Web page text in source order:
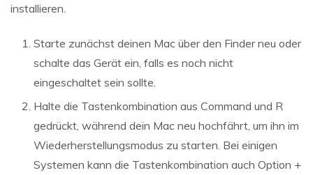
installieren.
Starte zunächst deinen Mac über den Finder neu oder
schalte das Gerät ein, falls es noch nicht
eingeschaltet sein sollte.
Halte die Tastenkombination aus Command und R
gedrückt, während dein Mac neu hochfährt, um ihn im
Wiederherstellungsmodus zu starten. Bei einigen
Systemen kann die Tastenkombination auch Option +